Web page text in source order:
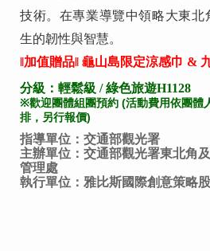
技術。在專業導覽中領略大東北
生的韌性與智慧。
‖加值贈品‖ 龜山島限定涼感巾 &
分級：輕鬆級 / 綠色旅遊H1128
※歡迎團體組團預約 (活動費用依團體
排，另行報價)
指導單位：交通部觀光署
主辦單位：交通部觀光署東北角
管理處
執行單位：雅比斯國際創意策略